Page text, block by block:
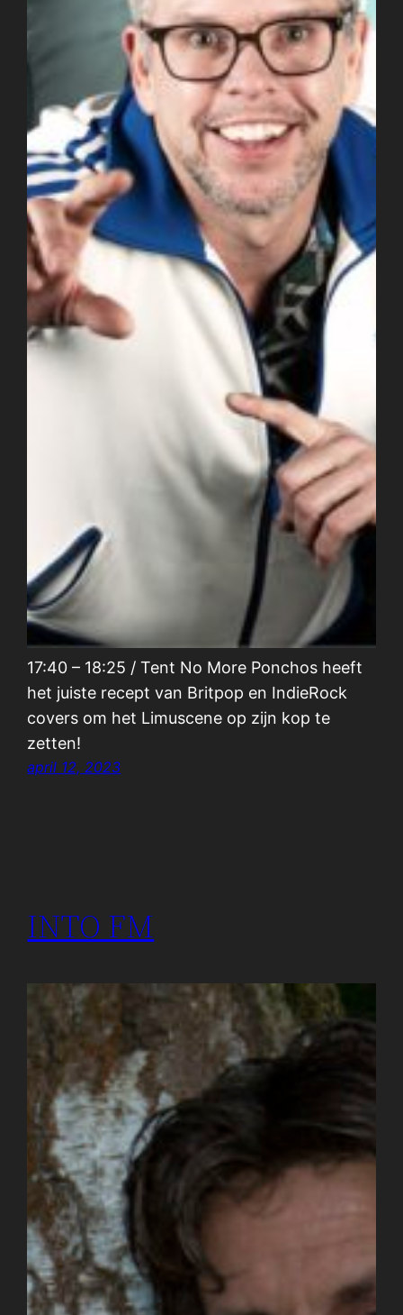
17:40 – 18:25 / Tent No More Ponchos heeft
het juiste recept van Britpop en IndieRock
covers om het Limuscene op zijn kop te
zetten!
april 12, 2023
INTO FM